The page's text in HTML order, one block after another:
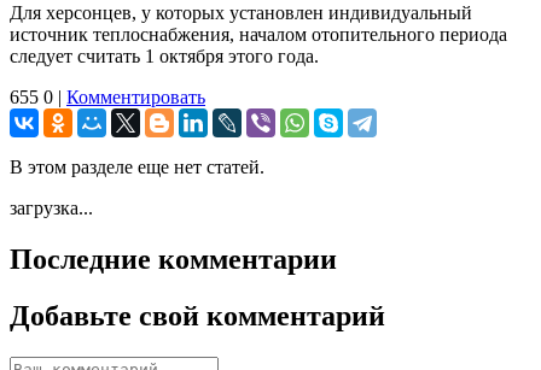
Для херсонцев, у которых установлен индивидуальный
источник теплоснабжения, началом отопительного периода
следует считать 1 октября этого года.
655 0 | Комментировать
В этом разделе еще нет статей.
загрузка...
Последние комментарии
Добавьте свой комментарий